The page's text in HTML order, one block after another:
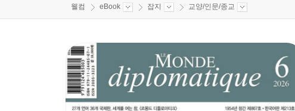
웰컴 eBook 잡지 교양/인문/종교